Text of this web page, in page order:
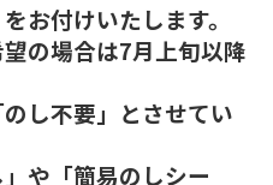
お付けいたします。
の場合は7月上旬以降
し不要」とさせてい
や「簡易のしシー